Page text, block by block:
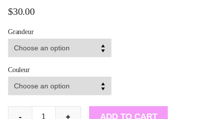
$30.00
Grandeur
Couleur
- + ADD TO CART